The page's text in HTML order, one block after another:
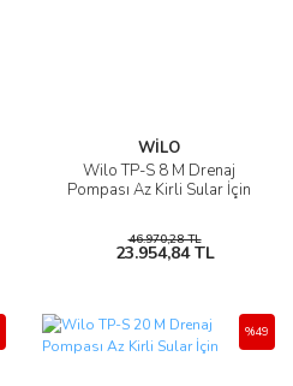
WİLO
Wilo TP-S 8 M Drenaj
Pompası Az Kirli Sular İçin
46.970,28 TL
23.954,84 TL
%49